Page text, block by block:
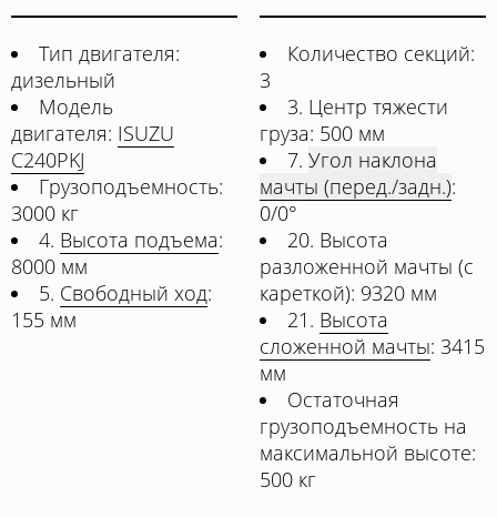
Тип двигателя:
дизельный
Модель
двигателя: ISUZU
C240PKJ
Грузоподъемность:
3000 кг
4. Высота подъема:
8000 мм
5. Свободный ход:
155 мм
Количество секций:
3
3. Центр тяжести
груза: 500 мм
7. Угол наклона
мачты (перед./задн.):
0/0°
20. Высота
разложенной мачты (с
кареткой): 9320 мм
21. Высота
сложенной мачты: 3415
мм
Остаточная
грузоподъемность на
максимальной высоте:
500 кг